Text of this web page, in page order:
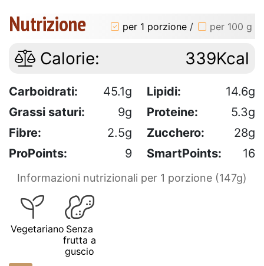
Nutrizione per 1 porzione / per 100 g
Calorie: 339Kcal
Carboidrati: 45.1g Lipidi:
14.6g
Grassi saturi:
9g Proteine:
5.3g
Fibre:
2.5g Zucchero:
28g
ProPoints:
9 SmartPoints: 16
Informazioni nutrizionali per 1 porzione (147g)
Vegetariano Senza
frutta a
guscio